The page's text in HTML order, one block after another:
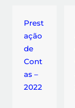
Prest
ação
de
Cont
as –
2022